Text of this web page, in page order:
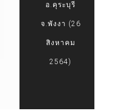
อ.คุระบุรี
จ.พังงา (26
สิงหาคม
2564)